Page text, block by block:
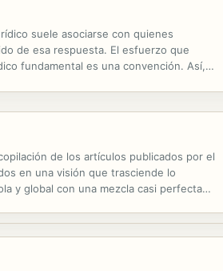
suele asociarse con quienes
de esa respuesta. El esfuerzo que
fundamental es una convención. Así, a
de los artículos publicados por el
en una visión que trasciende lo
y global con una mezcla casi perfecta